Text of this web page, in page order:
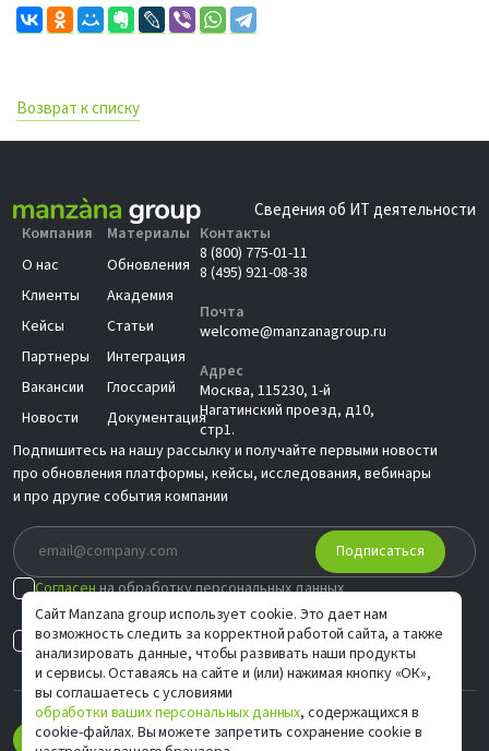
Сайт Manzana group использует cookie. Это дает нам
возможность следить за корректной работой сайта, а также
анализировать данные, чтобы развивать наши продукты
и сервисы. Оставаясь на сайте и (или) нажимая кнопку «ОК»,
вы соглашаетесь с условиями
обработки ваших персональных данных, содержащихся в
cookie-файлах. Вы можете запретить сохранение cookie в
Возврат к списку
Сведения об ИТ деятельности
Компания
О нас
Клиенты
Кейсы
Партнеры
Вакансии
Новости
Материалы
Обновления
Академия
Статьи
Интеграция
Глоссарий
Документация
Контакты
8 (800) 775-01-11
8 (495) 921-08-38
Почта
welcome@manzanagroup.ru
Адрес
Москва, 115230, 1-й
Нагатинский проезд, д10,
стр1.
Подпишитесь на нашу рассылку и получайте первыми новости
про обновления платформы, кейсы, исследования, вебинары
и про другие события компании
Подписаться
Согласенна обработку персональных данных
в соответствии сПолитикой
Согласен наиндивидуальные предложения